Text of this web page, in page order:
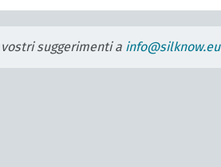
suggerimenti a info@silknow.eu